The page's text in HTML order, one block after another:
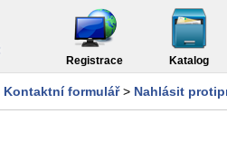
Registrace Katalog
Kontaktní formulář> Nahlásit